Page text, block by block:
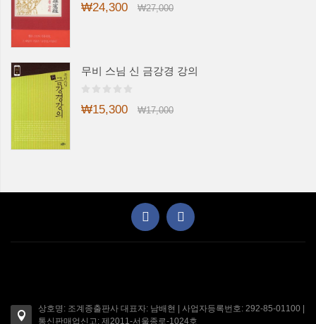
₩24,300 ₩27,000
무비 스님 신 금강경 강의
₩15,300 ₩17,000
상호명: 조계종출판사 대표자: 남배현 | 사업자등록번호: 292-85-01100 |
통신판매업신고: 제2011-서울종로-1024호